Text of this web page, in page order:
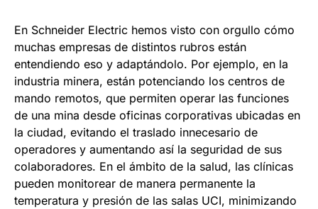
En Schneider Electric hemos visto con orgullo cómo
muchas empresas de distintos rubros están
entendiendo eso y adaptándolo. Por ejemplo, en la
industria minera, están potenciando los centros de
mando remotos, que permiten operar las funciones
de una mina desde oficinas corporativas ubicadas en
la ciudad, evitando el traslado innecesario de
operadores y aumentando así la seguridad de sus
colaboradores. En el ámbito de la salud, las clínicas
pueden monitorear de manera permanente la
temperatura y presión de las salas UCI, minimizando